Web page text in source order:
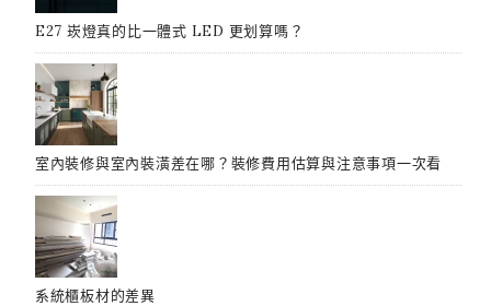
E27 崁燈真的比一體式 LED 更划算嗎？
室內裝修與室內裝潢差在哪？裝修費用估算與注意事項一次看
系統櫃板材的差異